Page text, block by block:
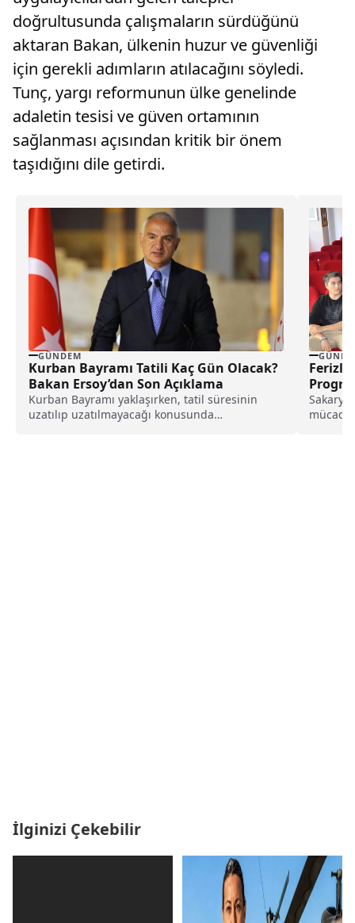
doğrultusunda çalışmaların sürdüğünü
aktaran Bakan, ülkenin huzur ve güvenliği
için gerekli adımların atılacağını söyledi.
Tunç, yargı reformunun ülke genelinde
adaletin tesisi ve güven ortamının
sağlanması açısından kritik bir önem
taşıdığını dile getirdi.
GÜNDEM
Kurban Bayramı Tatili Kaç Gün Olacak?
Bakan Ersoy’dan Son Açıklama
Kurban Bayramı yaklaşırken, tatil süresinin
uzatılıp uzatılmayacağı konusunda
İlginizi Çekebilir